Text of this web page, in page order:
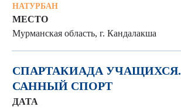
НАТУРБАН
МЕСТО
Мурманская область, г. Кандалакша
СПАРТАКИАДА УЧАЩИХСЯ.
САННЫЙ СПОРТ
ДАТА